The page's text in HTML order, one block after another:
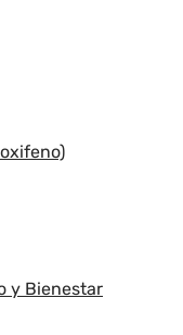
y Bienestar